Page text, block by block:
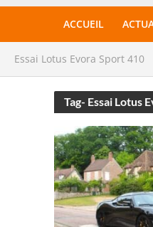
ACCUEIL
Essai Lotus Evora Sport 410
Tag- Essai Lotus